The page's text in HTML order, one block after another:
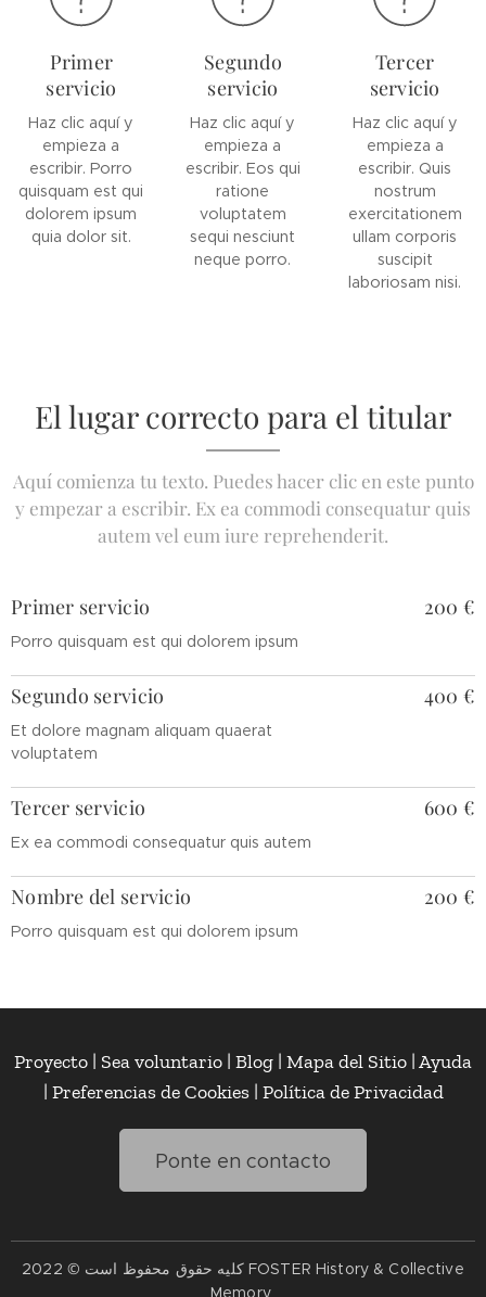
Primer
servicio
Haz clic aquí y
empieza a
escribir. Porro
quisquam est qui
dolorem ipsum
quia dolor sit.
Segundo
servicio
Haz clic aquí y
empieza a
escribir. Eos qui
ratione
voluptatem
sequi nesciunt
neque porro.
Tercer
servicio
Haz clic aquí y
empieza a
escribir. Quis
nostrum
exercitationem
ullam corporis
suscipit
laboriosam nisi.
El lugar correcto para el titular
Aquí comienza tu texto. Puedes hacer clic en este punto
y empezar a escribir. Ex ea commodi consequatur quis
autem vel eum iure reprehenderit.
Primer servicio
Porro quisquam est qui dolorem ipsum
200 €
Segundo servicio
Et dolore magnam aliquam quaerat
voluptatem
400 €
Tercer servicio
Ex ea commodi consequatur quis autem
600 €
Nombre del servicio
Porro quisquam est qui dolorem ipsum
200 €
Proyecto | Sea voluntario | Blog | Mapa del Sitio | Ayuda
| Preferencias de Cookies | Política de Privacidad
Ponte en contacto
کلیه حقوق محفوظ است © 2022 FOSTER History & Collective